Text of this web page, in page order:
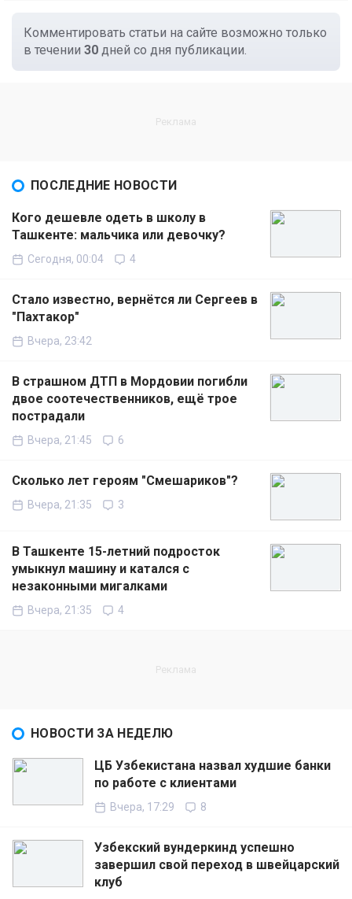
Комментировать статьи на сайте возможно только
в течении 30 дней со дня публикации.
ПОСЛЕДНИЕ НОВОСТИ
Кого дешевле одеть в школу в
Ташкенте: мальчика или девочку?
Сегодня, 00:04 4
Стало известно, вернётся ли Сергеев в
"Пахтакор"
Вчера, 23:42
В страшном ДТП в Мордовии погибли
двое соотечественников, ещё трое
пострадали
Вчера, 21:45 6
Сколько лет героям "Смешариков"?
Вчера, 21:35 3
В Ташкенте 15-летний подросток
умыкнул машину и катался с
незаконными мигалками
Вчера, 21:35 4
НОВОСТИ ЗА НЕДЕЛЮ
ЦБ Узбекистана назвал худшие банки
по работе с клиентами
Вчера, 17:29 8
Узбекский вундеркинд успешно
завершил свой переход в швейцарский
клуб